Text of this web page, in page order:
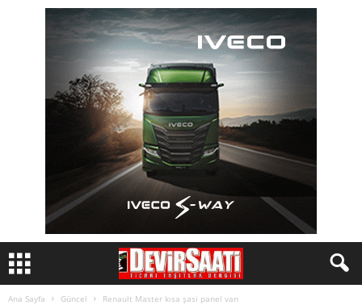
Ana Sayfa Güncel Renault Master kısa şasi panel van